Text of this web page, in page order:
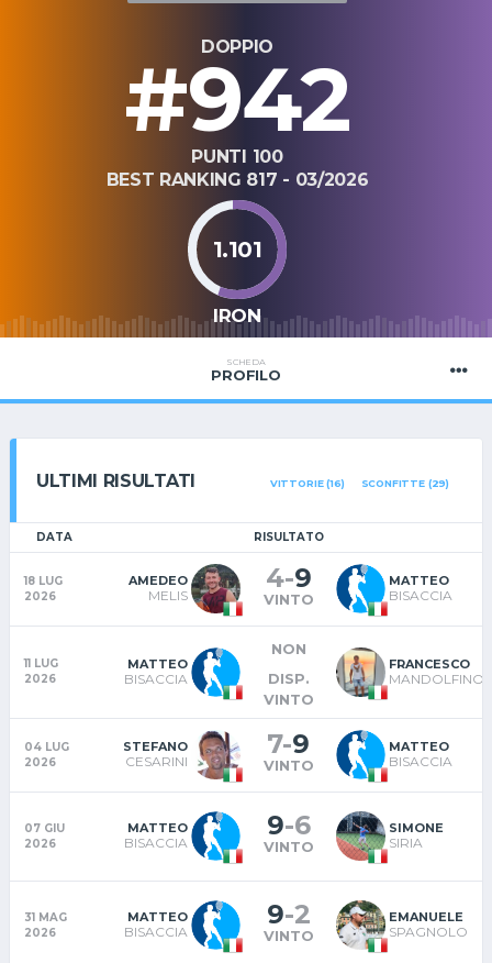
DOPPIO
#942
PUNTI 100
BEST RANKING 817 - 03/2026
1.101
IRON
SCHEDA
PROFILO
ULTIMI RISULTATI VITTORIE (16) SCONFITTE (29)
DATA RISULTATO
18 LUG
2026
AMEDEO
MELIS
4-9
VINTO
MATTEO
BISACCIA
11 LUG
2026
MATTEO
BISACCIA
NON
DISP.
VINTO
FRANCESCO
MANDOLFINO
04 LUG
2026
STEFANO
CESARINI
7-9
VINTO
MATTEO
BISACCIA
07 GIU
2026
MATTEO
BISACCIA
9-6
VINTO
SIMONE
SIRIA
31 MAG
2026
MATTEO
BISACCIA
9-2
VINTO
EMANUELE
SPAGNOLO